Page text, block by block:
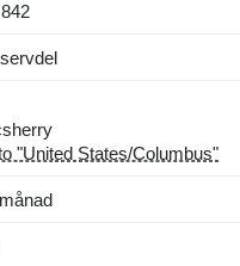
"United States/Columbus"